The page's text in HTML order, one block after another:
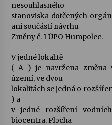
nesouhlasného
stanoviska dotčených
ani součástí návrhu
Změny č. 1 ÚPO Humpolec.
V jedné lokalitě
( A ) je navržena změna
území, ve dvou
lokalitách se jedná o
) a
v jedné rozšíření
biocentra. Plocha